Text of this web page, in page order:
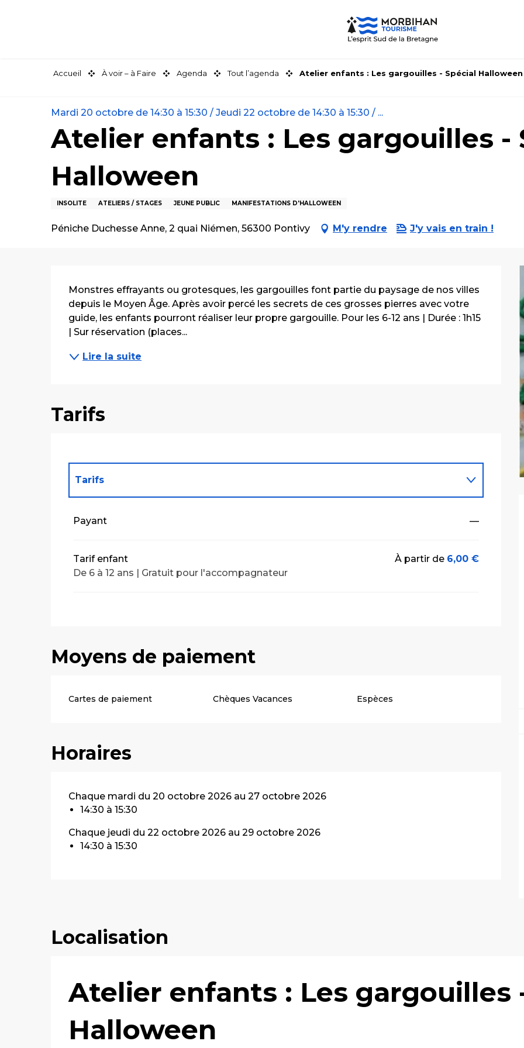
Accueil À voir – à Faire Agenda Tout l’agenda Atelier enfants : Les gargouilles - Spécial Halloween
Mardi 20 octobre de 14:30 à 15:30 / Jeudi 22 octobre de 14:30 à 15:30 / ...
Atelier enfants : Les gargouilles -
Halloween
INSOLITE ATELIERS / STAGES JEUNE PUBLIC MANIFESTATIONS D'HALLOWEEN
Péniche Duchesse Anne, 2 quai Niémen, 56300 Pontivy M'y rendre J'y vais en train !
Description
Monstres effrayants ou grotesques, les gargouilles font partie du paysage de nos villes
depuis le Moyen Âge. Après avoir percé les secrets de ces grosses pierres avec votre
guide, les enfants pourront réaliser leur propre gargouille. Pour les 6-12 ans | Durée : 1h15
| Sur réservation (places...
Lire la suite
Tarifs
Tarifs
Payant —
Tarif enfant
De 6 à 12 ans | Gratuit pour l'accompagnateur
À partir de 6,00 €
Moyens de paiement
Cartes de paiement Chèques Vacances Espèces
Horaires
Chaque mardi du 20 octobre 2026 au 27 octobre 2026
14:30 à 15:30
Chaque jeudi du 22 octobre 2026 au 29 octobre 2026
14:30 à 15:30
Localisation
Atelier enfants : Les gargouilles
Halloween